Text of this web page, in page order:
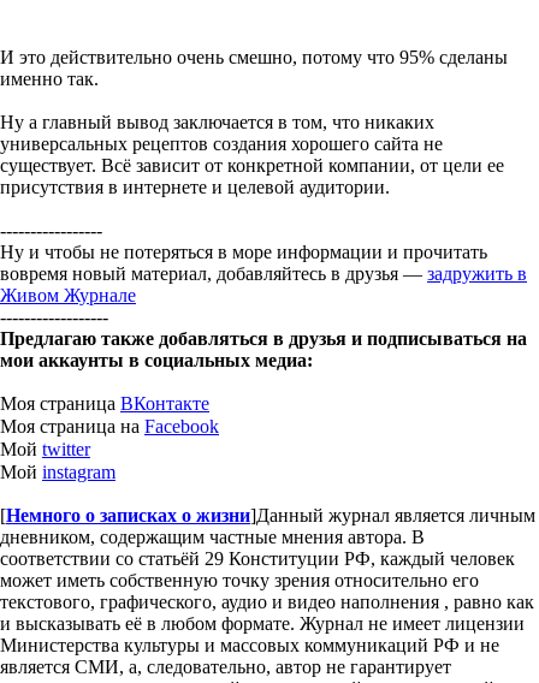
И это действительно очень смешно, потому что 95% сделаны
именно так.
Ну а главный вывод заключается в том, что никаких
универсальных рецептов создания хорошего сайта не
существует. Всё зависит от конкретной компании, от цели ее
присутствия в интернете и целевой аудитории.
-----------------
Ну и чтобы не потеряться в море информации и прочитать
вовремя новый материал, добавляйтесь в друзья — задружить в
Живом Журнале
------------------
Предлагаю также добавляться в друзья и подписываться на
мои аккаунты в социальных медиа:
Моя страница ВКонтакте
Моя страница на Facebook
Мой twitter
Мой instagram
[Немного о записках о жизни]Данный журнал является личным
дневником, содержащим частные мнения автора. В
соответствии со статьёй 29 Конституции РФ, каждый человек
может иметь собственную точку зрения относительно его
текстового, графического, аудио и видео наполнения , равно как
и высказывать её в любом формате. Журнал не имеет лицензии
Министерства культуры и массовых коммуникаций РФ и не
является СМИ, а, следовательно, автор не гарантирует